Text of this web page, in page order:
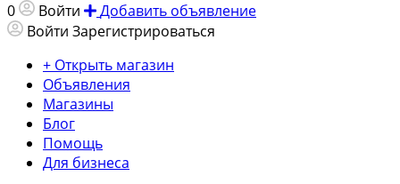
0 Войти
Добавить объявление
Войти Зарегистрироваться
+ Открыть магазин
Объявления
Магазины
Блог
Помощь
Для бизнеса